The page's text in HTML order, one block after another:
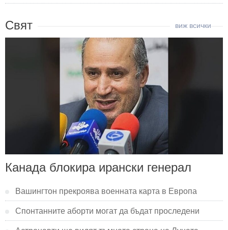
Свят
Канада блокира ирански генерал
Вашингтон прекроява военната карта в Европа
Спонтанните аборти могат да бъдат проследени